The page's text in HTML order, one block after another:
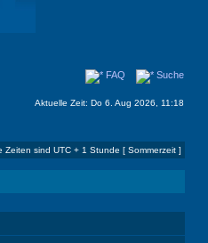
FAQ Suche
Aktuelle Zeit: Do 6. Aug 2026, 11:18
Zeiten sind UTC + 1 Stunde [ Sommerzeit ]